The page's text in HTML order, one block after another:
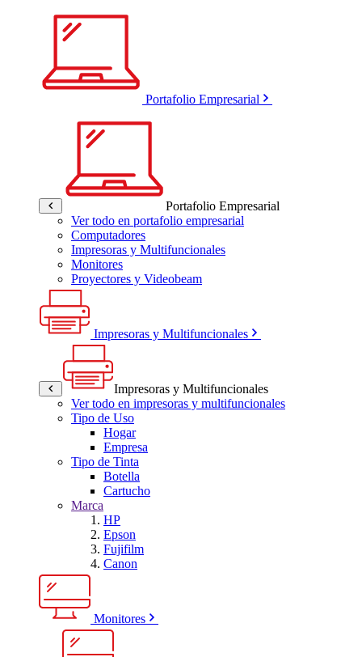
Portafolio Empresarial
Portafolio Empresarial
Ver todo en portafolio empresarial
Computadores
Impresoras y Multifuncionales
Monitores
Proyectores y Videobeam
Impresoras y Multifuncionales
Impresoras y Multifuncionales
Ver todo en impresoras y multifuncionales
Tipo de Uso
Hogar
Empresa
Tipo de Tinta
Botella
Cartucho
Marca
HP
Epson
Fujifilm
Canon
Monitores